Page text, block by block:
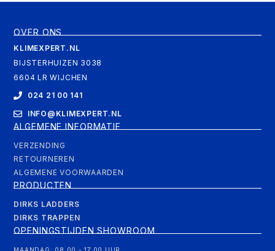
OVER ONS
KLIMEXPERT.NL
BIJSTERHUIZEN 3038
6604 LR WIJCHEN
024 21 00 141
INFO@KLIMEXPERT.NL
ALGEMENE INFORMATIE
VERZENDING
RETOURNEREN
ALGEMENE VOORWAARDEN
PRODUCTEN
DIRKS LADDERS
DIRKS TRAPPEN
OPENINGSTIJDEN SHOWROOM